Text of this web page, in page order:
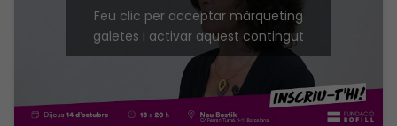
Feu clic per acceptar màrqueting
galetes i activar aquest contingut